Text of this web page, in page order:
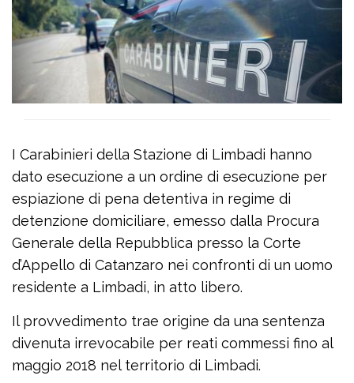
I Carabinieri della Stazione di Limbadi hanno
dato esecuzione a un ordine di esecuzione per
espiazione di pena detentiva in regime di
detenzione domiciliare, emesso dalla Procura
Generale della Repubblica presso la Corte
d’Appello di Catanzaro nei confronti di un uomo
residente a Limbadi, in atto libero.
Il provvedimento trae origine da una sentenza
divenuta irrevocabile per reati commessi fino al
maggio 2018 nel territorio di Limbadi.